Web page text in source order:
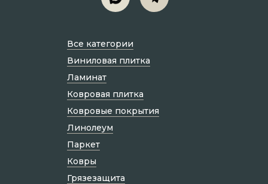
Все категории
Виниловая плитка
Ламинат
Ковровая плитка
Ковровые покрытия
Линолеум
Паркет
Ковры
Грязезащита